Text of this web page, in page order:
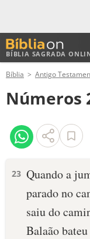
BÍBLIA SAGRADA
ANTIGO
NOVO
VERSÍCULOS
PALAVRA DO DIA
SALMO DO DIA
Bíblia Antigo
Números
23 Quando a
parado no
saiu do
Balaão